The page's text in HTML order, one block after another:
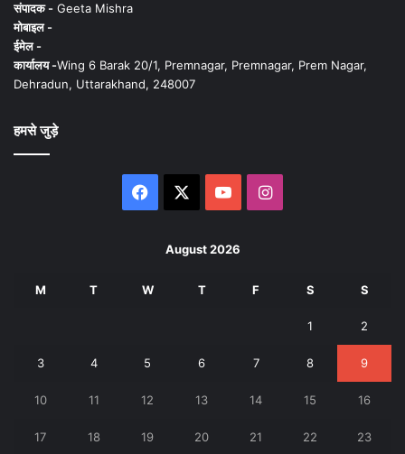
संपादक - Geeta Mishra
मोबाइल -
ईमेल -
कार्यालय -Wing 6 Barak 20/1, Premnagar, Premnagar, Prem Nagar,
Dehradun, Uttarakhand, 248007
हमसे जुड़े
Facebook YouTubeInstagram
August 2026
M T W T F S S
1 2
3 4 5 6 7 8 9
10 11 12 13 14 15 16
17 18 19 20 21 22 23